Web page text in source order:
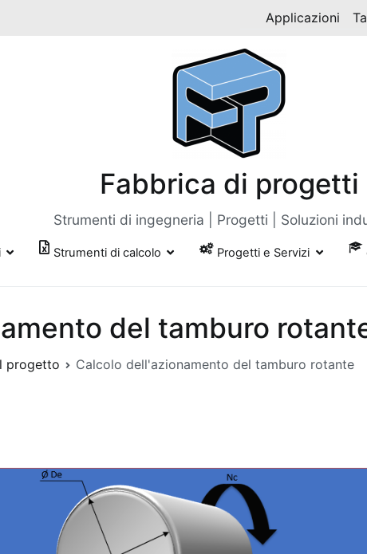
Applicazioni
Fabbrica di progetti
Strumenti di ingegneria | Progetti | Soluzioni
Strumenti di calcolo Progetti e Servizi
del tamburo
progetto Calcolo dell'azionamento del tamburo rotante